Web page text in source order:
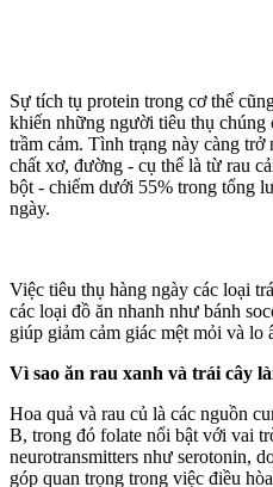
Sự tích tụ protein trong c‌ơ th‌ể
khiến những người tiêu thụ chúng
trầm cảm. Tình trạng này càng
chất xơ, đường - cụ thể là từ rau
bột - chiếm dưới 55% trong tổng
ngày.
Việc tiêu thụ hàng ngày các loại
các loại đồ ăn nhanh như bánh
giúp giảm cảm giác mệt mỏi và lo
Vì sao ăn rau xanh và trái cây
Hoa quả và rau củ là các nguồn
B, trong đó folate nổi bật với vai
neurotransmitters như serotonin,
góp quan trọng trong việc điều